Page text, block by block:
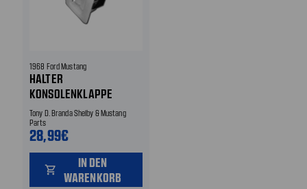
1968 Ford Mustang
HALTER
KONSOLENKLAPPE
Tony D. Branda Shelby & Mustang
Parts
28,99€
shopping_cart
IN DEN
WARENKORB